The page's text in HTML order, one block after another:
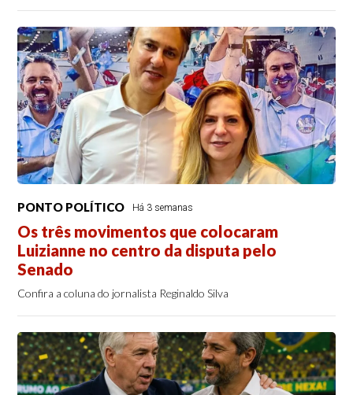
PONTO POLÍTICO Há 3 semanas
Os três movimentos que colocaram
Luizianne no centro da disputa pelo
Senado
Confira a coluna do jornalista Reginaldo Silva